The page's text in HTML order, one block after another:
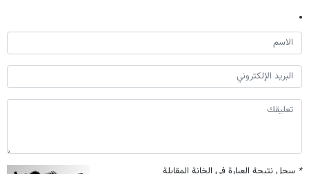
* سجل نتيجة العبارة في الخانة المقابلة